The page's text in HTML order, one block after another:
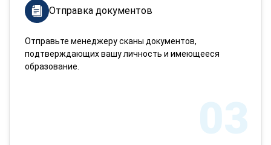
Отправка документов
Отправьте менеджеру сканы документов,
подтверждающих вашу личность и имеющееся
образование.
03